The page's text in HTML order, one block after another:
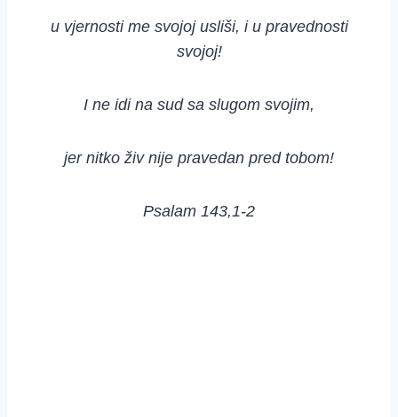
u vjernosti me svojoj usliši, i u pravednosti
svojoj!
I ne idi na sud sa slugom svojim,
jer nitko živ nije pravedan pred tobom!
Psalam 143,1-2